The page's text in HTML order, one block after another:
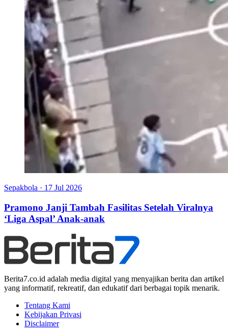
Sepakbola · 17 Jul 2026
Pramono Janji Tambah Fasilitas Setelah Viralnya
‘Liga Aspal’ Anak-anak
Berita7.co.id adalah media digital yang menyajikan berita dan artikel
yang informatif, rekreatif, dan edukatif dari berbagai topik menarik.
Tentang Kami
Kebijakan Privasi
Disclaimer